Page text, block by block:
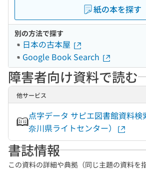
紙の本を探す
別の方法で探す
日本の古本屋
Google Book Search
障害者向け資料で読む
他サービス
点字データ サピエ図書館資料検
奈川県ライトセンター）
書誌情報
この資料の詳細や典拠（同じ主題の資料を